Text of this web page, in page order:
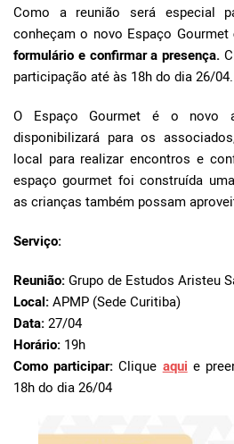
Como a reunião será especial
conheçam o novo Espaço Gourmet
formulário e confirmar a presença.
participação até às 18h do dia 26/04.
O Espaço Gourmet é o novo
disponibilizará para os
local para realizar encontros e
espaço gourmet foi construída
as crianças também possam
Serviço:
Reunião: Grupo de Estudos Aristeu
Local: APMP (Sede Curitiba)
Data: 27/04
Horário: 19h
Como participar: Clique aqui e
18h do dia 26/04